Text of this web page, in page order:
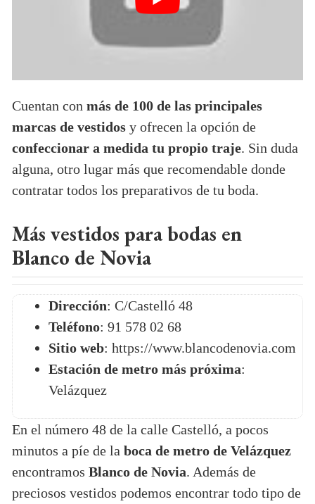
Cuentan con más de 100 de las principales
marcas de vestidos y ofrecen la opción de
confeccionar a medida tu propio traje. Sin duda
alguna, otro lugar más que recomendable donde
contratar todos los preparativos de tu boda.
Más vestidos para bodas en
Blanco de Novia
Dirección: C/Castelló 48
Teléfono: 91 578 02 68
Sitio web: https://www.blancodenovia.com
Estación de metro más próxima:
Velázquez
En el número 48 de la calle Castelló, a pocos
minutos a píe de la boca de metro de Velázquez
encontramos Blanco de Novia. Además de
preciosos vestidos podemos encontrar todo tipo de